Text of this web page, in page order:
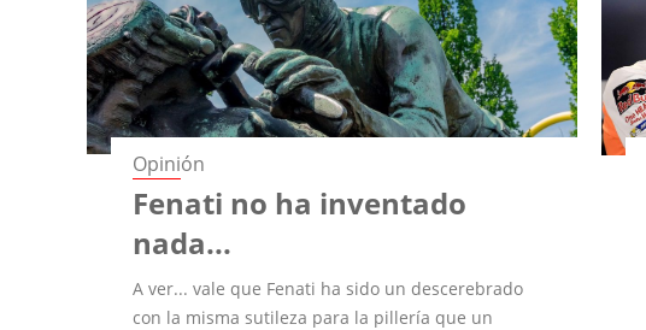
Opinión
Fenati no ha inventado
nada...
A ver... vale que Fenati ha sido un descerebrado
con la misma sutileza para la pillería que un